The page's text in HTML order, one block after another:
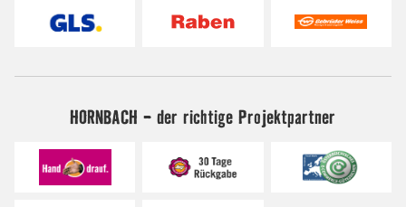
HORNBACH - der richtige Projektpartner